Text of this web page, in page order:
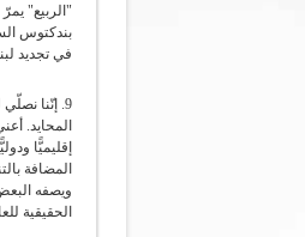
"الربيع"
بندكتوس
في تجديد
9. إنّنا
المحايد.
إقليميًّا
المضافة
ويصفه
الحقيقية